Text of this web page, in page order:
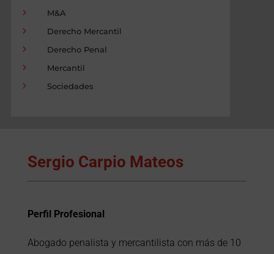
5 M&A
5 Derecho Mercantil
5 Derecho Penal
5 Mercantil
5 Sociedades
Sergio Carpio Mateos
Perfil Profesional
Abogado penalista y mercantilista con más de 10